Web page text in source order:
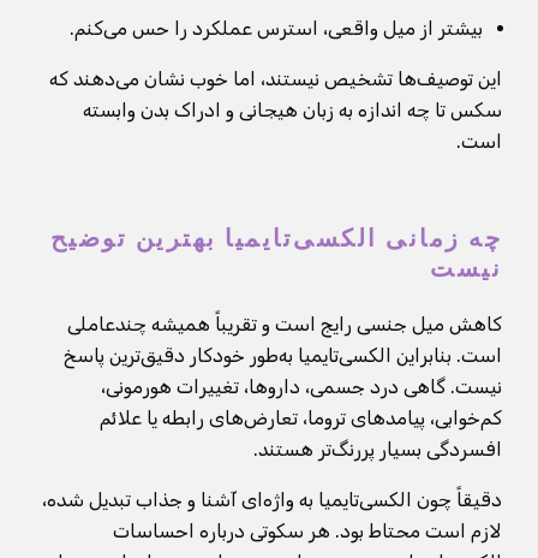
بیشتر از میل واقعی، استرس عملکرد را حس می‌کنم.
این توصیف‌ها تشخیص نیستند، اما خوب نشان می‌دهند که
سکس تا چه اندازه به زبان هیجانی و ادراک بدن وابسته
است.
چه زمانی الکسی‌تایمیا بهترین توضیح
نیست
کاهش میل جنسی رایج است و تقریباً همیشه چندعاملی
است. بنابراین الکسی‌تایمیا به‌طور خودکار دقیق‌ترین پاسخ
نیست. گاهی درد جسمی، داروها، تغییرات هورمونی،
کم‌خوابی، پیامدهای تروما، تعارض‌های رابطه یا علائم
افسردگی بسیار پررنگ‌تر هستند.
دقیقاً چون الکسی‌تایمیا به واژه‌ای آشنا و جذاب تبدیل شده،
لازم است محتاط بود. هر سکوتی درباره احساسات